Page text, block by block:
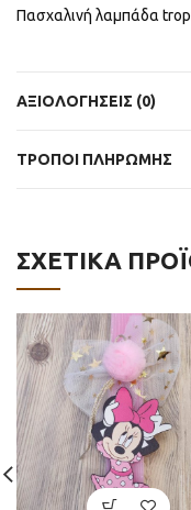
Πασχαλινή λαμπάδα
ΑΞΙΟΛΟΓΉΣΕΙΣ (0)
ΤΡΟΠΟΙ ΠΛΗΡΩΜΗΣ
ΣΧΕΤΙΚΆ